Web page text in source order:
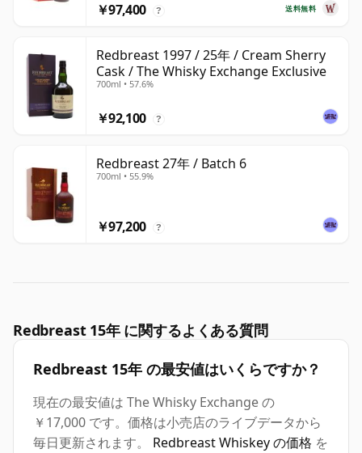
送料無料
￥97,400 ?
Redbreast 1997 / 25年 / Cream Sherry
Cask / The Whisky Exchange Exclusive
700ml • 57.6%
￥92,100 ?
Redbreast 27年 / Batch 6
700ml • 55.9%
￥97,200 ?
Redbreast 15年 に関するよくある質問
Redbreast 15年 の最安値はいくらですか？
現在の最安値は The Whisky Exchange の
￥17,000 です。価格は小売店のライブデータから
毎日更新されます。 Redbreast Whiskey の価格 を